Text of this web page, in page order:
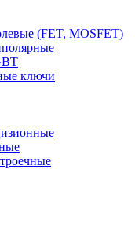
(FET, MOSFET)
ключи